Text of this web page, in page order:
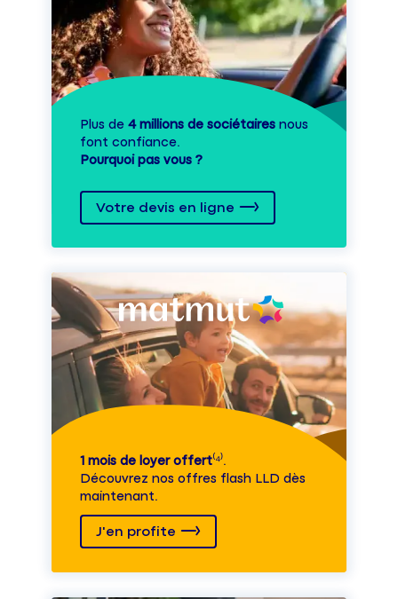
Plus de 4 millions de sociétaires nous
font confiance.
Pourquoi pas vous ?
Votre devis en ligne
1 mois de loyer offert⁽⁴⁾.
Découvrez nos offres flash LLD dès
maintenant.
J'en profite